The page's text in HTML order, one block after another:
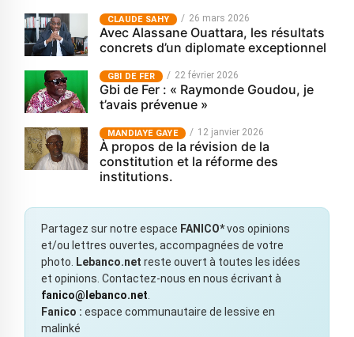
CLAUDE SAHY 26 mars 2026
Avec Alassane Ouattara, les résultats
concrets d’un diplomate exceptionnel
GBI DE FER 22 février 2026
Gbi de Fer : « Raymonde Goudou, je
t’avais prévenue »
MANDIAYE GAYE 12 janvier 2026
À propos de la révision de la
constitution et la réforme des
institutions.
Partagez sur notre espace FANICO*vos opinions
et/ou lettres ouvertes, accompagnées de votre
photo.
Lebanco.net reste ouvert à toutes les idées
et opinions. Contactez-nous en nous écrivant à
fanico@lebanco.net
Fanico : espace communautaire de lessive en
malinké